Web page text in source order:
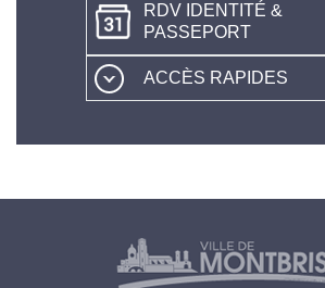
RDV IDENTITÉ &
PASSEPORT
ACCÈS RAPIDES